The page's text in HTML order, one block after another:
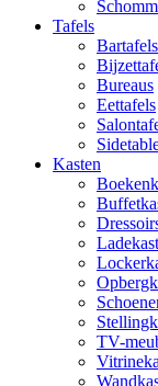
Tafels
Bartafels
Bureaus
Eettafels
Kasten
TV-